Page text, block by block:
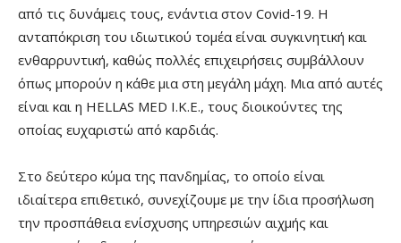
από τις δυνάμεις τους, ενάντια στον Covid-19. Η
ανταπόκριση του ιδιωτικού τομέα είναι συγκινητική και
ενθαρρυντική, καθώς πολλές επιχειρήσεις συμβάλλουν
όπως μπορούν η κάθε μια στη μεγάλη μάχη. Μια από αυτές
είναι και η HELLAS MED I.K.E., τους διοικούντες της
οποίας ευχαριστώ από καρδιάς.
Στο δεύτερο κύμα της πανδημίας, το οποίο είναι
ιδιαίτερα επιθετικό, συνεχίζουμε με την ίδια προσήλωση
την προσπάθεια ενίσχυσης υπηρεσιών αιχμής και